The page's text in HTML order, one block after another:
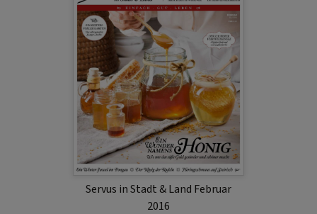
Servus in Stadt & Land Februar
2016